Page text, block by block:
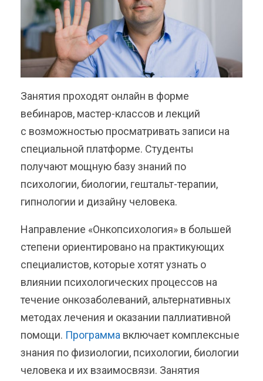
Занятия проходят онлайн в форме
вебинаров, мастер-классов и лекций
с возможностью просматривать записи на
специальной платформе. Студенты
получают мощную базу знаний по
психологии, биологии, гештальт-терапии,
гипнологии и дизайну человека.
Направление «Онкопсихология» в большей
степени ориентировано на практикующих
специалистов, которые хотят узнать о
влиянии психологических процессов на
течение онкозаболеваний, альтернативных
методах лечения и оказании паллиативной
помощи. Программа включает комплексные
знания по физиологии, психологии, биологии
человека и их взаимосвязи. Занятия